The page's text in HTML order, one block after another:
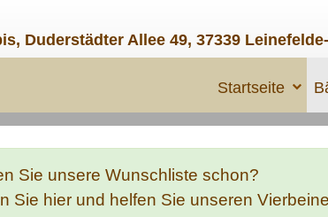
Duderstädter Allee 49, 37339
Startseite
Sie unsere Wunschliste schon?
Sie hier und helfen Sie unseren